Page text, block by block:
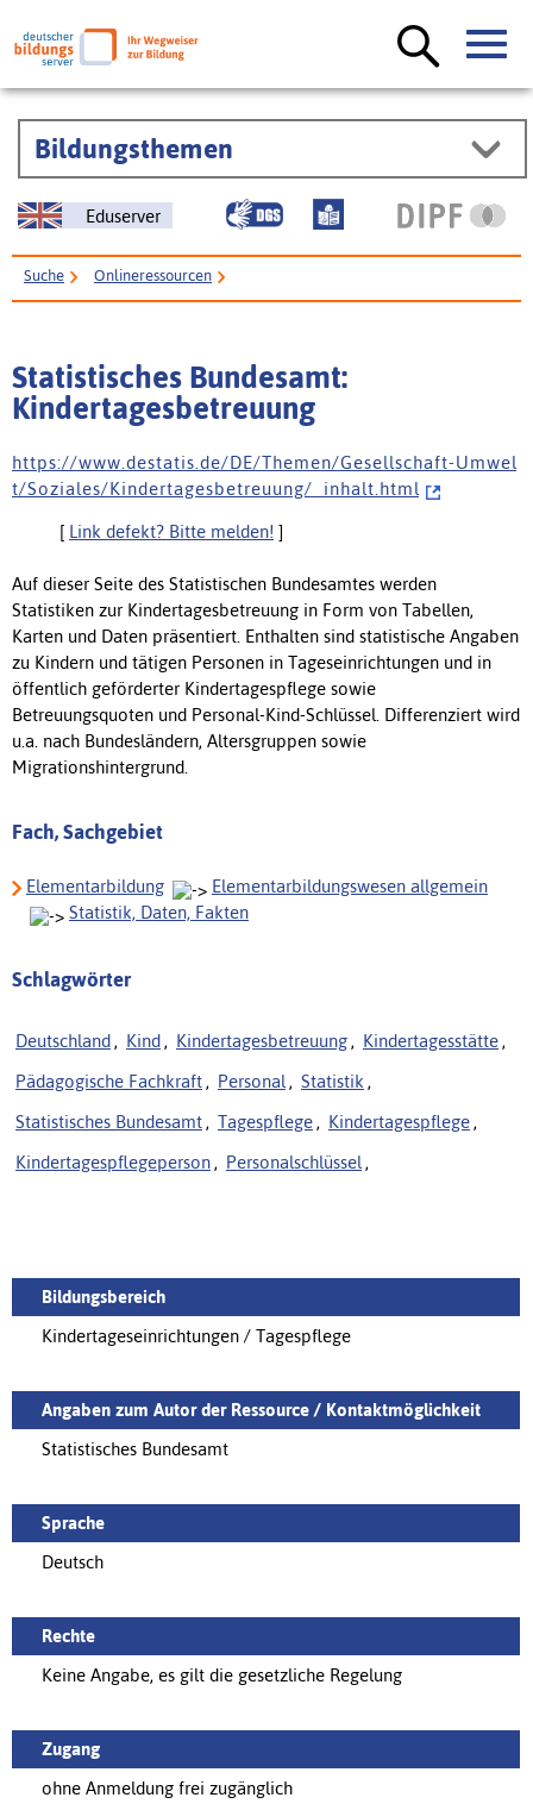
Bildungsthemen
Eduserver
Suche Onlineressourcen
Statistisches Bundesamt:
Kindertagesbetreuung
h t t p s : / / w w w . d e s t a t i s . d e / D E / T h e m e n / G e s e l l s c h a f t - U m w e l
t / S o z i a l e s / K i n d e r t a g e s b e t r e u u n g / _ i n h a l t . h t m l
[ Link defekt? Bitte melden! ]
Auf dieser Seite des Statistischen Bundesamtes werden
Statistiken zur Kindertagesbetreuung in Form von Tabellen,
Karten und Daten präsentiert. Enthalten sind statistische Angaben
zu Kindern und tätigen Personen in Tageseinrichtungen und in
öffentlich geförderter Kindertagespflege sowie
Betreuungsquoten und Personal-Kind-Schlüssel. Differenziert wird
u.a. nach Bundesländern, Altersgruppen sowie
Migrationshintergrund.
Fach, Sachgebiet
Elementarbildung
Elementarbildungswesen allgemein
Statistik, Daten, Fakten
Schlagwörter
Deutschland , Kind , Kindertagesbetreuung , Kindertagesstätte ,
Pädagogische Fachkraft , Personal , Statistik ,
Statistisches Bundesamt , Tagespflege , Kindertagespflege ,
Kindertagespflegeperson , Personalschlüssel ,
Bildungsbereich
Kindertageseinrichtungen / Tagespflege
Angaben zum Autor der Ressource / Kontaktmöglichkeit
Statistisches Bundesamt
Sprache
Deutsch
Rechte
Keine Angabe, es gilt die gesetzliche Regelung
Zugang
ohne Anmeldung frei zugänglich